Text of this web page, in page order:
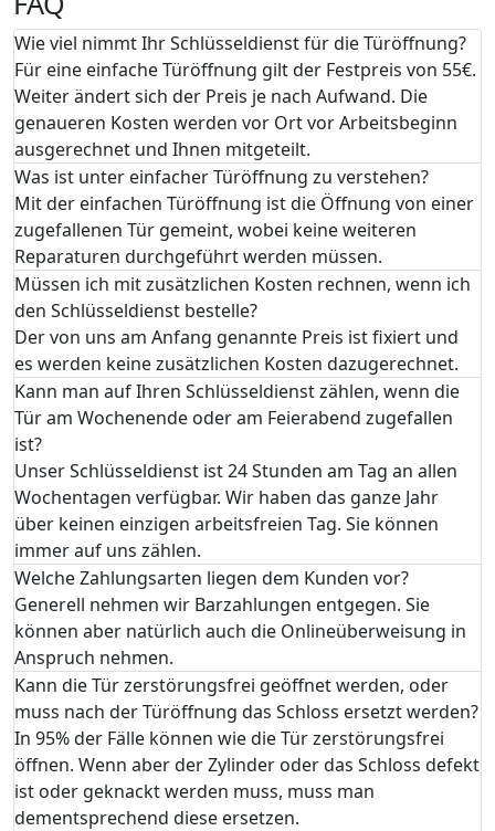
Wie viel nimmt Ihr Schlüsseldienst für die Türöffnung?
Für eine einfache Türöffnung gilt der Festpreis von 55€.
Weiter ändert sich der Preis je nach Aufwand. Die
genaueren Kosten werden vor Ort vor Arbeitsbeginn
ausgerechnet und Ihnen mitgeteilt.
Was ist unter einfacher Türöffnung zu verstehen?
Mit der einfachen Türöffnung ist die Öffnung von einer
zugefallenen Tür gemeint, wobei keine weiteren
Reparaturen durchgeführt werden müssen.
Müssen ich mit zusätzlichen Kosten rechnen, wenn ich
den Schlüsseldienst bestelle?
Der von uns am Anfang genannte Preis ist fixiert und
es werden keine zusätzlichen Kosten dazugerechnet.
Kann man auf Ihren Schlüsseldienst zählen, wenn die
Tür am Wochenende oder am Feierabend zugefallen
ist?
Unser Schlüsseldienst ist 24 Stunden am Tag an allen
Wochentagen verfügbar. Wir haben das ganze Jahr
über keinen einzigen arbeitsfreien Tag. Sie können
immer auf uns zählen.
Welche Zahlungsarten liegen dem Kunden vor?
Generell nehmen wir Barzahlungen entgegen. Sie
können aber natürlich auch die Onlineüberweisung in
Anspruch nehmen.
Kann die Tür zerstörungsfrei geöffnet werden, oder
muss nach der Türöffnung das Schloss ersetzt werden?
In 95% der Fälle können wie die Tür zerstörungsfrei
öffnen. Wenn aber der Zylinder oder das Schloss defekt
ist oder geknackt werden muss, muss man
dementsprechend diese ersetzen.